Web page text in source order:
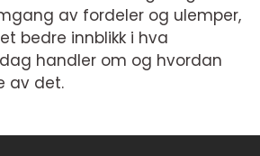
av fordeler og ulemper,
bedre innblikk i hva
handler om og hvordan
av det.